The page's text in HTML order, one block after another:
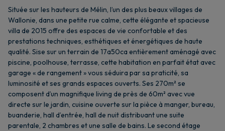
Située sur les hauteurs de Mélin, l’un des plus beaux villages de
Wallonie, dans une petite rue calme, cette élégante et spacieuse
villa de 2015 offre des espaces de vie confortable et des
prestations techniques, esthétiques et énergétiques de haute
qualité. Sise sur un terrain de 17a50ca entièrement aménagé avec
piscine, poolhouse, terrasse, cette habitation en parfait état avec
garage « de rangement » vous séduira par sa praticité, sa
luminosité et ses grands espaces ouverts. Ses 270m² se
composent d’un magnifique living de près de 60m² avec vue
directe sur le jardin, cuisine ouverte sur la pièce à manger, bureau,
buanderie, hall d’entrée, hall de nuit distribuant une suite
parentale, 2 chambres et une salle de bains. Le second étage